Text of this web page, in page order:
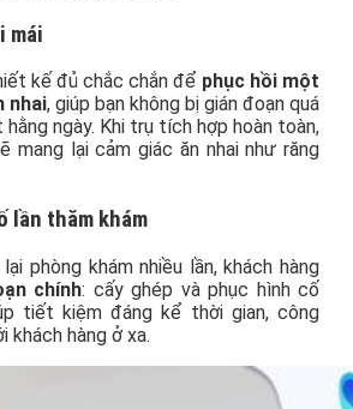
mái
kế đủ chắc chắn để phục hồi một
nhai, giúp bạn không bị gián đoạn quá
hằng ngày. Khi trụ tích hợp hoàn toàn,
mang lại cảm giác ăn nhai như răng
lần thăm khám
phòng khám nhiều lần, khách hàng
chính: cấy ghép và phục hình cố
tiết kiệm đáng kể thời gian, công
khách hàng ở xa.